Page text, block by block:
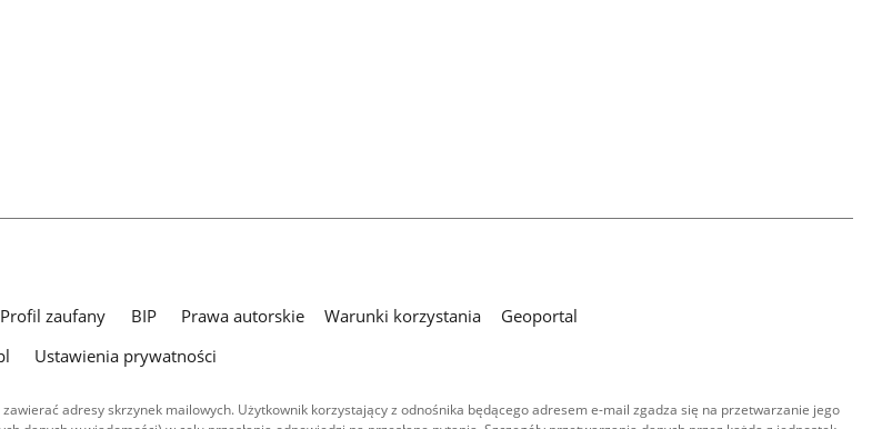
Profil zaufany BIP Prawa autorskie Warunki korzystania
Geoportal
Ustawienia prywatności
adresy skrzynek mailowych. Użytkownik korzystający z odnośnika będącego adresem e-mail zgadza się na przetwarzanie jego